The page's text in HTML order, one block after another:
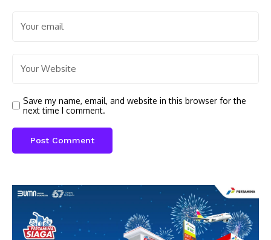
Save my name, email, and website in this browser for the
next time I comment.